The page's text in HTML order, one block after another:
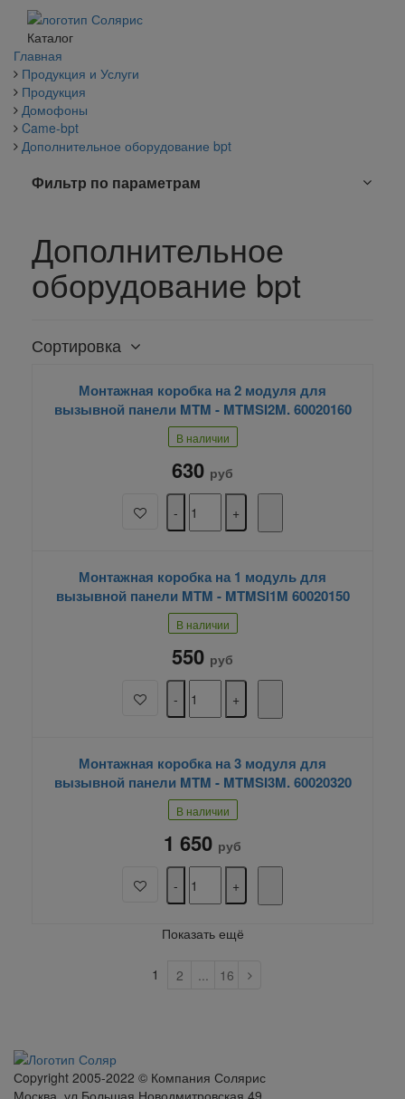
Каталог
Главная
Продукция и Услуги
Продукция
Домофоны
Came-bpt
Дополнительное оборудование bpt
Фильтр по параметрам
Дополнительное
оборудование bpt
Сортировка
Монтажная коробка на 2 модуля для
вызывной панели MTM - MTMSI2M. 60020160
В наличии
630 руб
Монтажная коробка на 1 модуль для
вызывной панели MTM - MTMSI1M 60020150
В наличии
550 руб
Монтажная коробка на 3 модуля для
вызывной панели MTM - MTMSI3M. 60020320
В наличии
1 650 руб
Показать ещё
1 2 ... 16
Сopyright 2005-2022 © Компания Солярис
Москва, ул.Большая Новодмитровская 49